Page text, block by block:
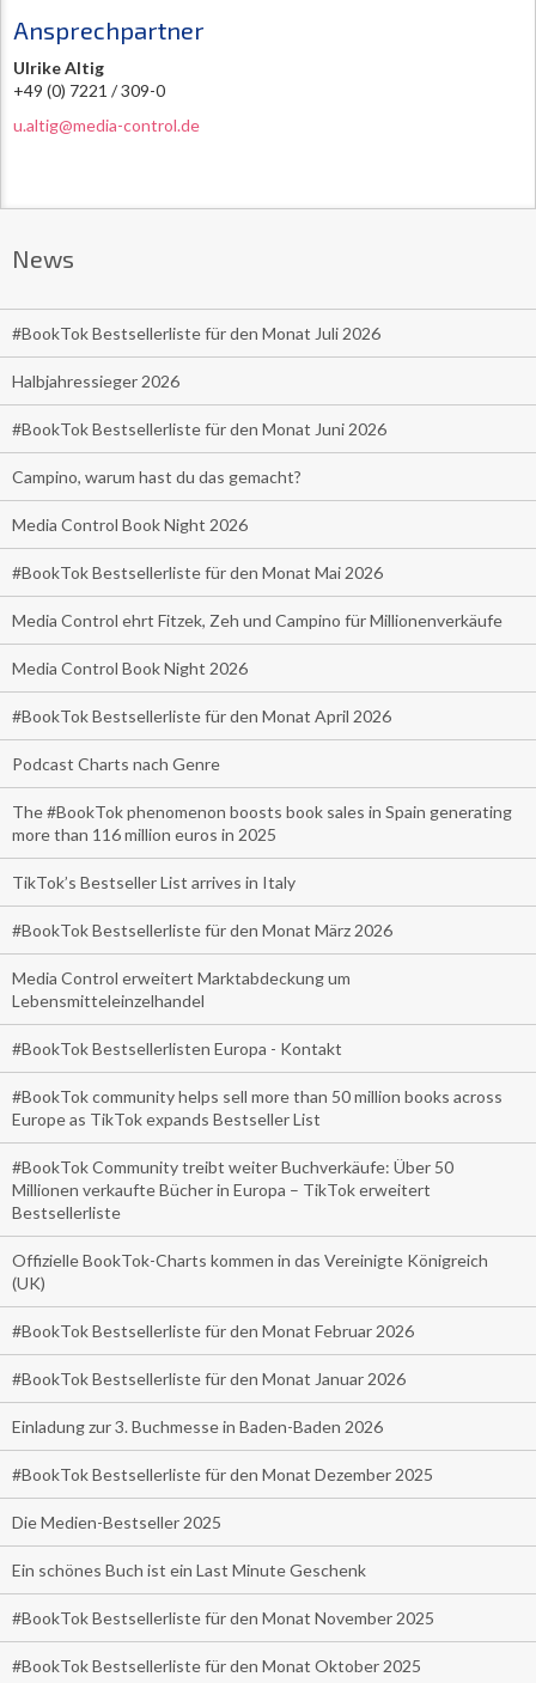
Ansprechpartner
Ulrike Altig
+49 (0) 7221 / 309-0
u.altig@media-control.de
News
#BookTok Bestsellerliste für den Monat Juli 2026
Halbjahressieger 2026
#BookTok Bestsellerliste für den Monat Juni 2026
Campino, warum hast du das gemacht?
Media Control Book Night 2026
#BookTok Bestsellerliste für den Monat Mai 2026
Media Control ehrt Fitzek, Zeh und Campino für Millionenverkäufe
Media Control Book Night 2026
#BookTok Bestsellerliste für den Monat April 2026
Podcast Charts nach Genre
The #BookTok phenomenon boosts book sales in Spain generating
more than 116 million euros in 2025
TikTok’s Bestseller List arrives in Italy
#BookTok Bestsellerliste für den Monat März 2026
Media Control erweitert Marktabdeckung um
Lebensmitteleinzelhandel
#BookTok Bestsellerlisten Europa - Kontakt
#BookTok community helps sell more than 50 million books across
Europe as TikTok expands Bestseller List
#BookTok Community treibt weiter Buchverkäufe: Über 50
Millionen verkaufte Bücher in Europa – TikTok erweitert
Bestsellerliste
Offizielle BookTok-Charts kommen in das Vereinigte Königreich
(UK)
#BookTok Bestsellerliste für den Monat Februar 2026
#BookTok Bestsellerliste für den Monat Januar 2026
Einladung zur 3. Buchmesse in Baden-Baden 2026
#BookTok Bestsellerliste für den Monat Dezember 2025
Die Medien-Bestseller 2025
Ein schönes Buch ist ein Last Minute Geschenk
#BookTok Bestsellerliste für den Monat November 2025
#BookTok Bestsellerliste für den Monat Oktober 2025